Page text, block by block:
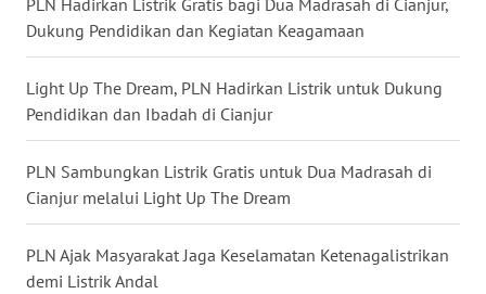
Dukung Pendidikan dan Kegiatan Keagamaan
Light Up The Dream, PLN Hadirkan Listrik untuk Dukung
Pendidikan dan Ibadah di Cianjur
PLN Sambungkan Listrik Gratis untuk Dua Madrasah di
Cianjur melalui Light Up The Dream
PLN Ajak Masyarakat Jaga Keselamatan Ketenagalistrikan
demi Listrik Andal
WN
NIAS
WN
LANGKAT
WN
TAPANULI
SELATAN
WN